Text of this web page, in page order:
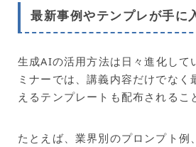
最新事例やテンプレが手に
生成AIの活用方法は日々進化して
ミナーでは、講義内容だけでなく
えるテンプレートも配布されるこ
たとえば、業界別のプロンプト例